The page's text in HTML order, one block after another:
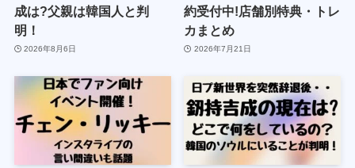
成は?父親は韓国人と判
明！
2026年8月6日
約受付中!店舗別特典・トレ
カまとめ
2026年7月21日